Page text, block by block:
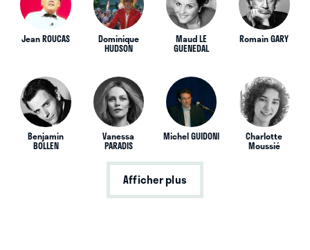
Jean ROUCAS Dominique
HUDSON
Maud LE
GUENEDAL
Romain GARY
Benjamin
BOLLEN
Vanessa
PARADIS
Michel GUIDONI Charlotte
Moussié
Afficher plus